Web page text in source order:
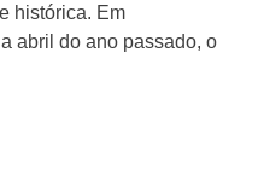
histórica. Em
abril do ano passado, o